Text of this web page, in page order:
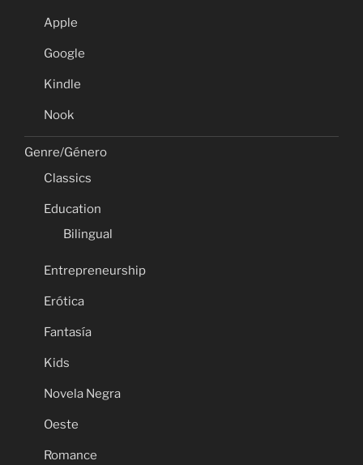
Apple
Google
Kindle
Nook
Genre/Género
Classics
Education
Bilingual
Entrepreneurship
Erótica
Fantasía
Kids
Novela Negra
Oeste
Romance